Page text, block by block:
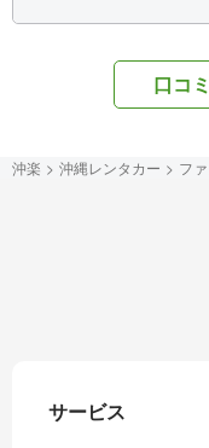
口コ
沖楽 沖縄レンタカー フ
サービス